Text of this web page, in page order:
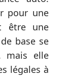
pour une
être une
base se
mais elle
légales à